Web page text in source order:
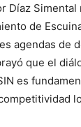
Díaz Simental
de
agendas de
que el
es